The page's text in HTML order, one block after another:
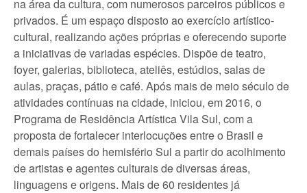
na área da cultura, com numerosos parceiros públicos e
privados. É um espaço disposto ao exercício artístico-
cultural, realizando ações próprias e oferecendo suporte
a iniciativas de variadas espécies. Dispõe de teatro,
foyer, galerias, biblioteca, ateliês, estúdios, salas de
aulas, praças, pátio e café. Após mais de meio século de
atividades contínuas na cidade, iniciou, em 2016, o
Programa de Residência Artística Vila Sul, com a
proposta de fortalecer interlocuções entre o Brasil e
demais países do hemisfério Sul a partir do acolhimento
de artistas e agentes culturais de diversas áreas,
linguagens e origens. Mais de 60 residentes já